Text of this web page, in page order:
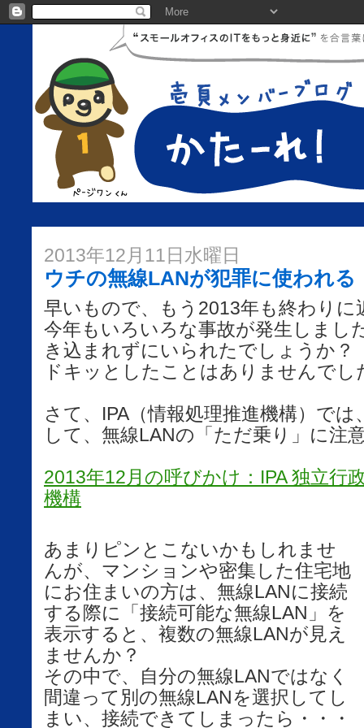
2013年12月11日水曜日
ウチの無線LANが犯罪に使われる
早いもので、もう2013年も終わりに
今年もいろいろな事故が発生しまし
き込まれずにいられたでしょうか？
ドキッとしたことはありませんでし
さて、IPA（情報処理推進機構）で
して、無線LANの「ただ乗り」に注
2013年12月の呼びかけ：IPA 独立行
機構
あまりピンとこないかもしれませ
んが、マンションや密集した住宅地
にお住まいの方は、無線LANに接続
する際に「接続可能な無線LAN」を
表示すると、複数の無線LANが見え
ませんか？
その中で、自分の無線LANではなく
間違って別の無線LANを選択してし
まい、接続できてしまったら・・・